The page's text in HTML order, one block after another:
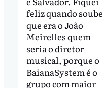
feliz quando soube
que era o João
Meirelles quem
seria o diretor
musical, porque o
BaianaSystem é o
grupo com maior